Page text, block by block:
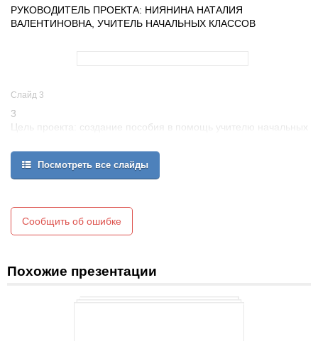
РУКОВОДИТЕЛЬ ПРОЕКТА: НИЯНИНА НАТАЛИЯ
ВАЛЕНТИНОВНА, УЧИТЕЛЬ НАЧАЛЬНЫХ КЛАССОВ
Слайд 3
3
Цель проекта: создание пособия в помощь учителю начальных
Посмотреть все слайды
Сообщить об ошибке
Похожие презентации